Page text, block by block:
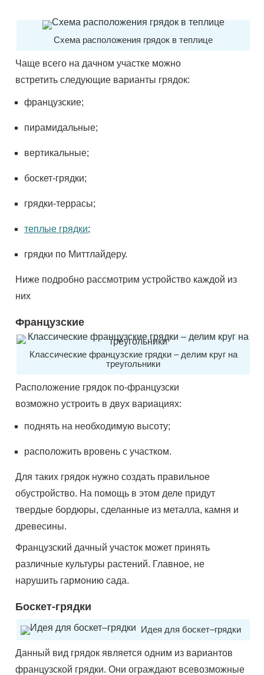
Схема расположения грядок в теплице
Чаще всего на дачном участке можно
встретить следующие варианты грядок:
французские;
пирамидальные;
вертикальные;
боскет-грядки;
грядки-террасы;
теплые грядки;
грядки по Миттлайдеру.
Ниже подробно рассмотрим устройство каждой из
них
Французские
Классические французские грядки – делим круг на
треугольники
Расположение грядок по-французски
возможно устроить в двух вариациях:
поднять на необходимую высоту;
расположить вровень с участком.
Для таких грядок нужно создать правильное
обустройство. На помощь в этом деле придут
твердые бордюры, сделанные из металла, камня и
древесины.
Французский дачный участок может принять
различные культуры растений. Главное, не
нарушить гармонию сада.
Боскет-грядки
Идея для боскет–грядки
Данный вид грядок является одним из вариантов
французской грядки. Они ограждают всевозможные